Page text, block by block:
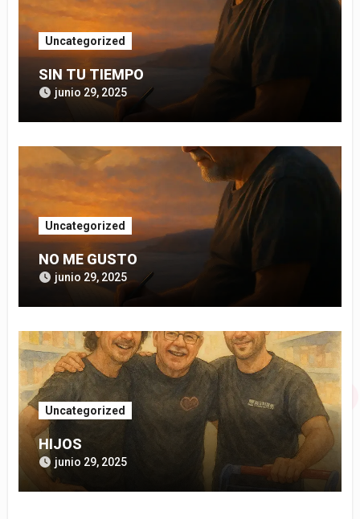
Uncategorized
SIN TU TIEMPO
junio 29, 2025
Uncategorized
NO ME GUSTO
junio 29, 2025
Uncategorized
HIJOS
junio 29, 2025